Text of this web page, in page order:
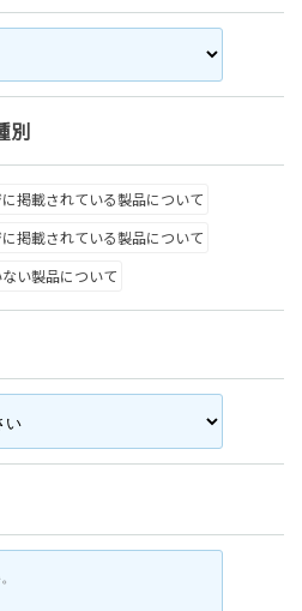
別
掲載されている製品について
掲載されている製品について
い製品について